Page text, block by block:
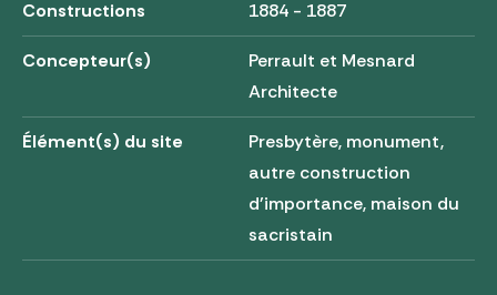
Constructions 1884 - 1887
Concepteur(s)
Perrault et Mesnard
Architecte
Élément(s) du site
Presbytère, monument,
autre construction
d'importance, maison du
sacristain